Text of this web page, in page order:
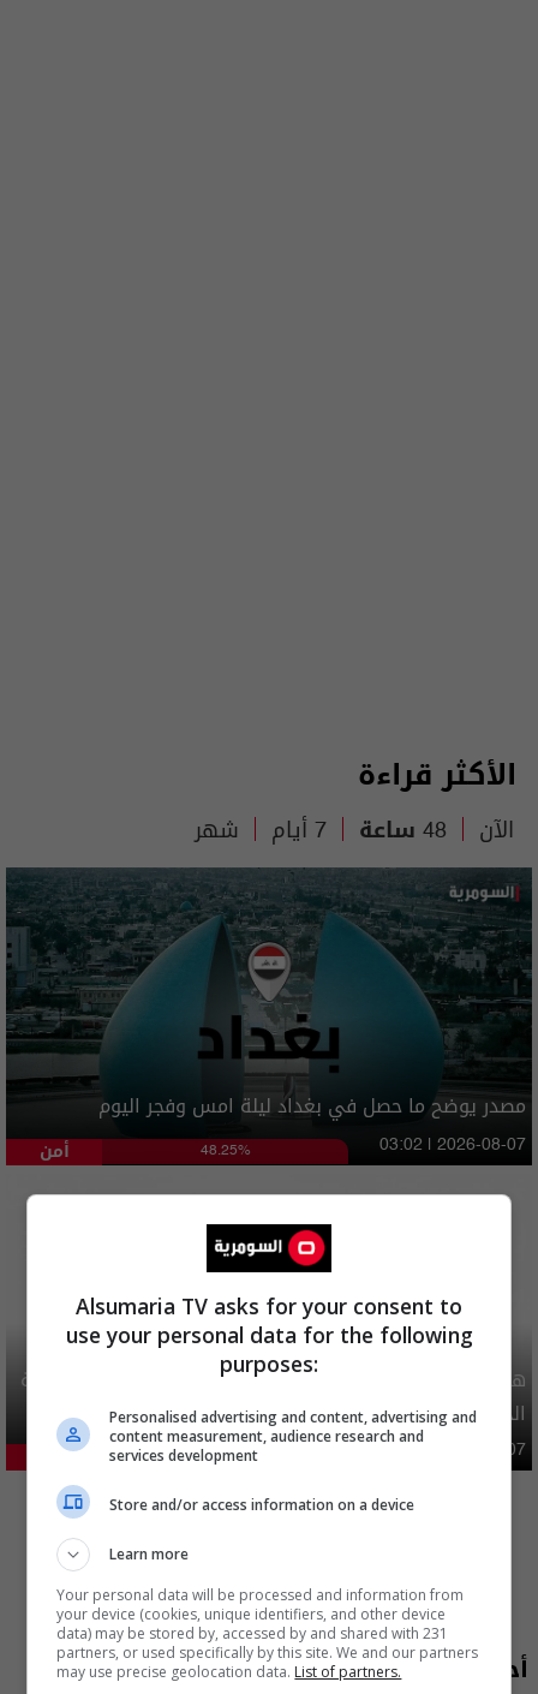
الأكثر قراءة
الآن 48 ساعة 7 أيام شهر
مصدر يوضح ما حصل في بغداد ليلة امس وفجر اليوم
أمن 48.25% 03:02 | 2026-08-07
هيئة الحج تصدر قرارا يخص "لم الشمل" وتعديل استمارة قرعة
الحج
محليات 22.92% 06:40 | 2026-08-07
المزيد
أحدث الحلقات
Alsumaria TV asks for your consent to
use your personal data for the following
purposes:
Personalised advertising and content, advertising and
content measurement, audience research and
services development
Store and/or access information on a device
Learn more
Your personal data will be processed and information from
your device (cookies, unique identifiers, and other device
data) may be stored by, accessed by and shared with 231
partners, or used specifically by this site. We and our partners
may use precise geolocation data. List of partners.